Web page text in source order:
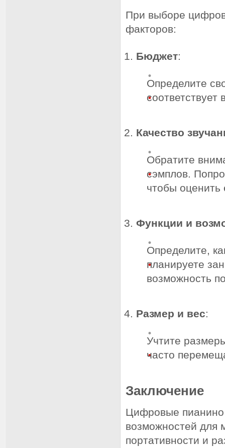
При выборе
факторов:
Бюджет:
Определите
Качество
Обратите
сэмплов.
чтобы оценить
Функции и
Определите,
планируете
возможность
Размер и вес:
Учтите
часто
Заключение
Цифровые пианино
возможностей для
портативности и